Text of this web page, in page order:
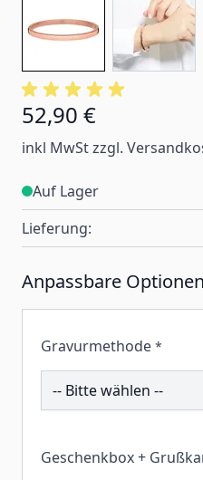
52,90 €
inkl MwSt zzgl.
Auf Lager
Lieferung:
Anpassbare
Gravurmethode *
191479
Geschenkbox +